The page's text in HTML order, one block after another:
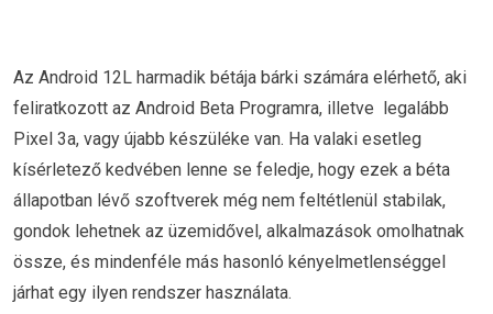
Az Android 12L harmadik bétája bárki számára elérhető, aki
feliratkozott az Android Beta Programra, illetve legalább
Pixel 3a, vagy újabb készüléke van. Ha valaki esetleg
kísérletező kedvében lenne se feledje, hogy ezek a béta
állapotban lévő szoftverek még nem feltétlenül stabilak,
gondok lehetnek az üzemidővel, alkalmazások omolhatnak
össze, és mindenféle más hasonló kényelmetlenséggel
járhat egy ilyen rendszer használata.